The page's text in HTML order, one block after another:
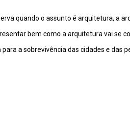
quando o assunto é arquitetura, a
bem como a arquitetura vai se
a sobrevivência das cidades e das